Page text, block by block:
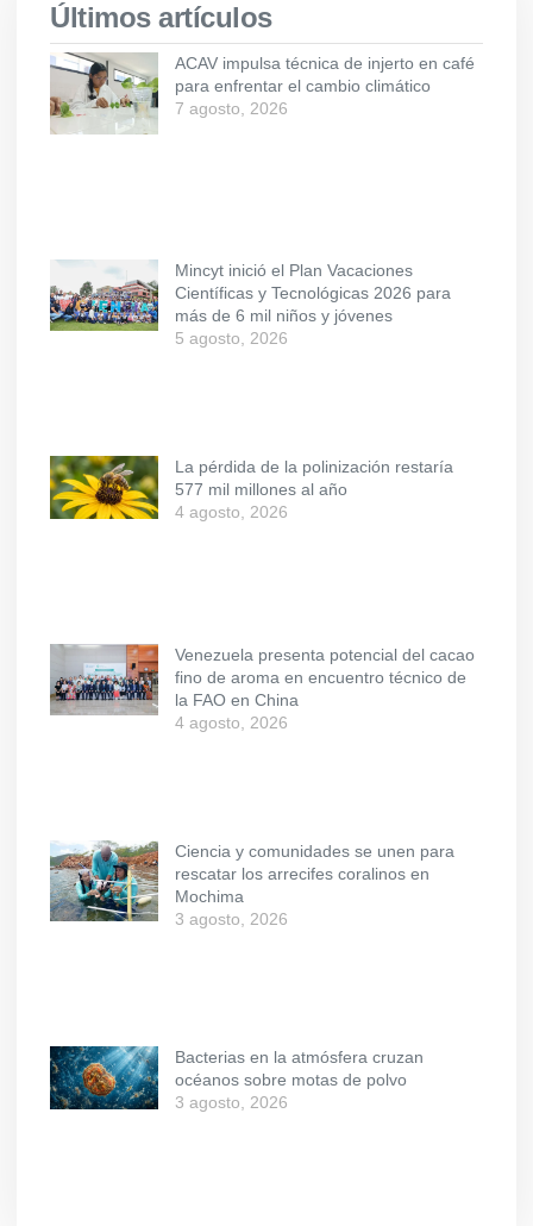
Últimos artículos
ACAV impulsa técnica de injerto en café
para enfrentar el cambio climático
7 agosto, 2026
Mincyt inició el Plan Vacaciones
Científicas y Tecnológicas 2026 para
más de 6 mil niños y jóvenes
5 agosto, 2026
La pérdida de la polinización restaría
577 mil millones al año
4 agosto, 2026
Venezuela presenta potencial del cacao
fino de aroma en encuentro técnico de
la FAO en China
4 agosto, 2026
Ciencia y comunidades se unen para
rescatar los arrecifes coralinos en
Mochima
3 agosto, 2026
Bacterias en la atmósfera cruzan
océanos sobre motas de polvo
3 agosto, 2026